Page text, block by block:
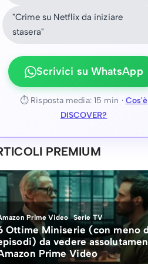
"Crime su Netflix da iniziare
stasera"
Scrivici su WhatsApp
⏱ Risposta media: 15 min · Cos'è
DISCOVER?
PREMIUM